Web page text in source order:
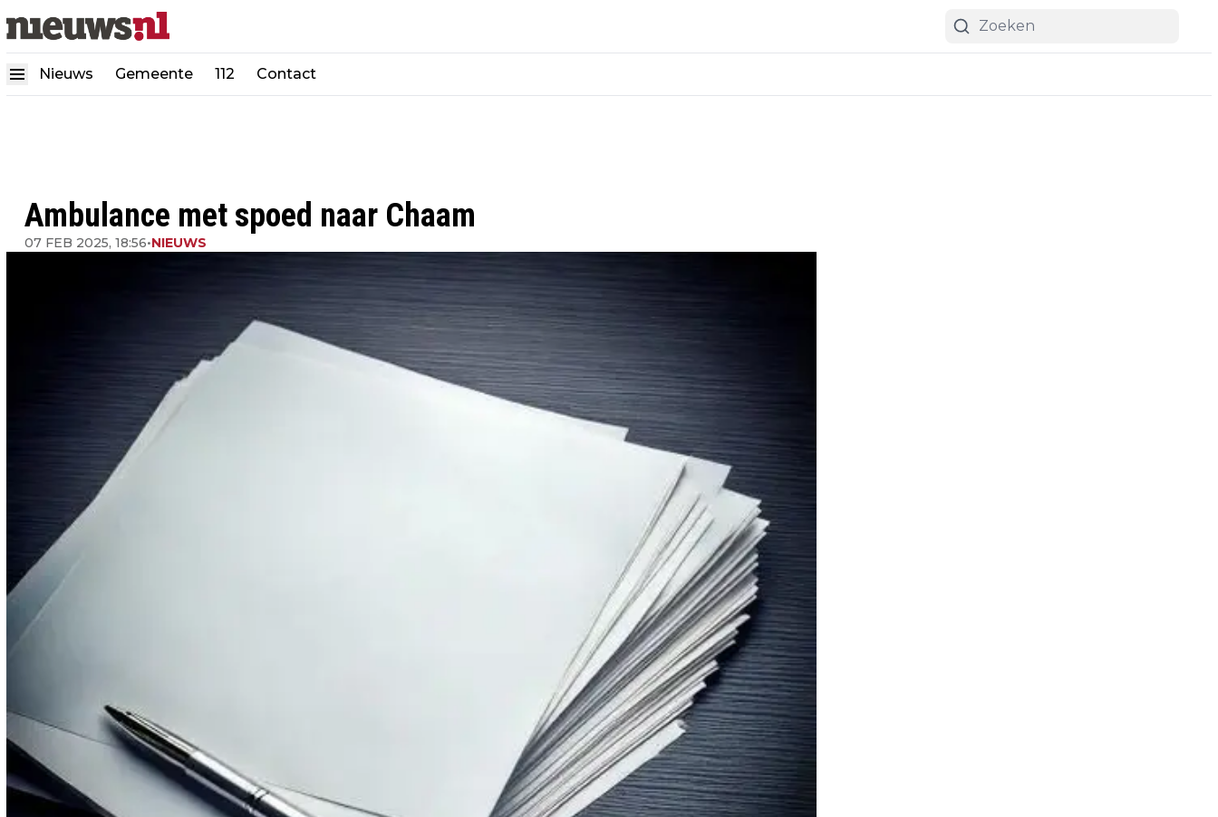
Nieuws Gemeente 112 Contact
Ambulance met spoed naar Chaam
07 FEB 2025, 18:56•NIEUWS